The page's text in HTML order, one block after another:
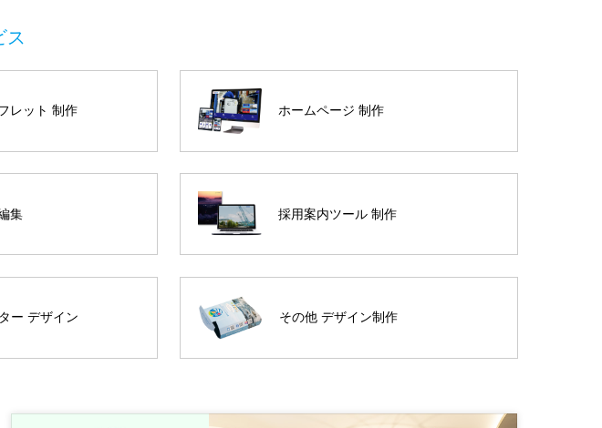
レット 制作 ホームページ 制作
集 採用案内ツール 制作
ー デザイン その他 デザイン制作